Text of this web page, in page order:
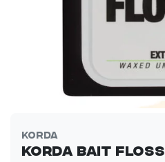
Korda
Korda Bait Floss